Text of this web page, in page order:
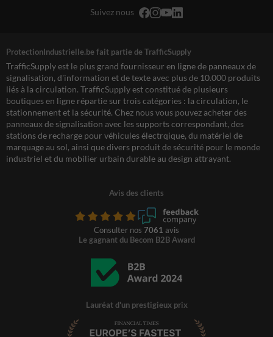
Suivez nous
ProtectionIndustrielle.be fait partie de TrafficSupply
TrafficSupply est le plus grand fournisseur en ligne de panneaux de
signalisation, d'information et de texte avec plus de 10.000 produits
liés à la circulation. TrafficSupply est constitué de plusieurs
boutiques en ligne répartie sur trois catégories : la circulation, le
stationnement et la sécurité. Chez nous vous pouvez acheter des
panneaux de signalisation avec les supports correspondant, des
stations de recharge pour véhicules électrqique, du matériel de
marquage au sol, ainsi que divers produit de sécurité pour le monde
industriel et du mobilier urbain durable au design attrayant.
Avis des clients
Consulter nos 7061 avis
Le gagnant du Becom B2B Award
Lauréat d'un prestigieux prix